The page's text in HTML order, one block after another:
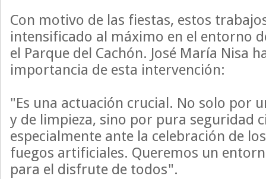
Con motivo de las fiestas, estos
intensificado al máximo en el entorno
el Parque del Cachón. José María Nisa
importancia de esta intervención:
"Es una actuación crucial. No solo por
y de limpieza, sino por pura seguridad
especialmente ante la celebración de
fuegos artificiales. Queremos un
para el disfrute de todos".